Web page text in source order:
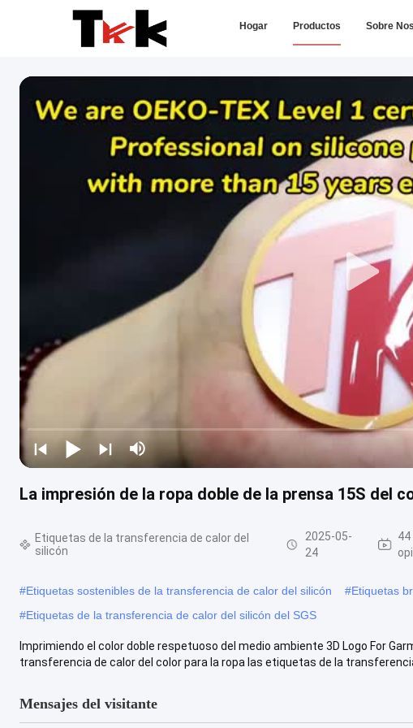
Hogar Productos Sobre
La impresión de la ropa doble de la prensa 15S del
Etiquetas de la transferencia de calor del
silicón
2025-05-
24
44
#Etiquetas sostenibles de la transferencia de calor del silicón #Etiquetas
#Etiquetas de la transferencia de calor del silicón del SGS
Imprimiendo el color doble respetuoso del medio ambiente 3D Logo For
transferencia de calor del color para la ropa las etiquetas de la transferencia
Mensajes del visitante